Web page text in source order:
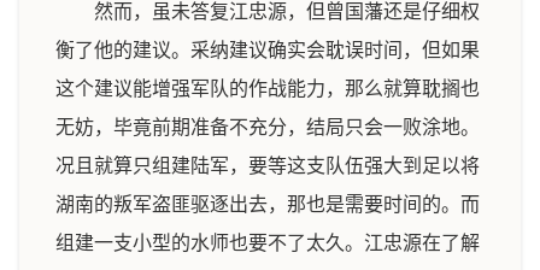
然而，虽未答复江忠源，但曾国藩还是仔细权
衡了他的建议。采纳建议确实会耽误时间，但如果
这个建议能增强军队的作战能力，那么就算耽搁也
无妨，毕竟前期准备不充分，结局只会一败涂地。
况且就算只组建陆军，要等这支队伍强大到足以将
湖南的叛军盗匪驱逐出去，那也是需要时间的。而
组建一支小型的水师也要不了太久。江忠源在了解